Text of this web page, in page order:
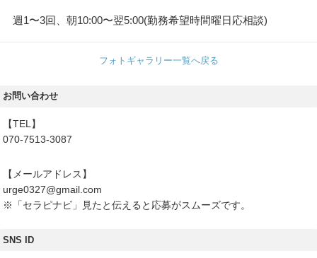
週1〜3回、朝10:00〜翌5:00(勤務希望時間曜日応相談)
フォトギャラリー一覧へ戻る
お問い合わせ
【TEL】
070-7513-3087
【メールアドレス】
urge0327@gmail.com
※「セラピナビ」見たと伝えると応募がスムーズです。
SNS ID